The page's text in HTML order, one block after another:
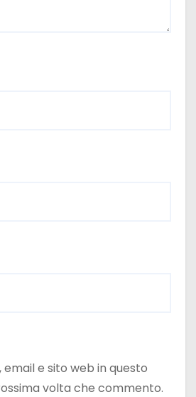
email e sito web in questo
volta che commento.